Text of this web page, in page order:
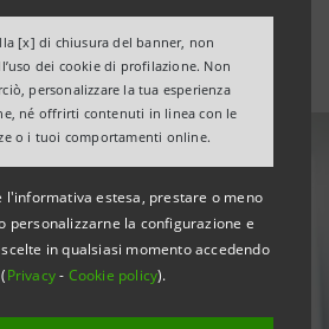
[x] di chiusura del banner, non
dei cookie di profilazione. Non
personalizzare la tua esperienza
né offrirti contenuti in linea con le
o i tuoi comportamenti online.
l'informativa estesa, prestare o meno
personalizzarne la configurazione e
in qualsiasi momento accedendo
Privacy- Cookie policy).